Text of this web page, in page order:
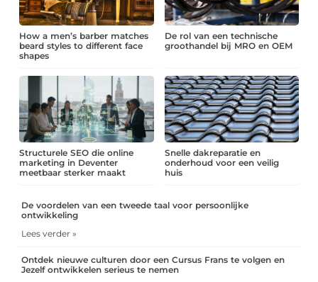
How a men’s barber matches
beard styles to different face
shapes
De rol van een technische
groothandel bij MRO en OEM
Structurele SEO die online
marketing in Deventer
meetbaar sterker maakt
Snelle dakreparatie en
onderhoud voor een veilig
huis
De voordelen van een tweede taal voor persoonlijke
ontwikkeling
Lees verder »
Ontdek nieuwe culturen door een Cursus Frans te volgen en
Jezelf ontwikkelen serieus te nemen